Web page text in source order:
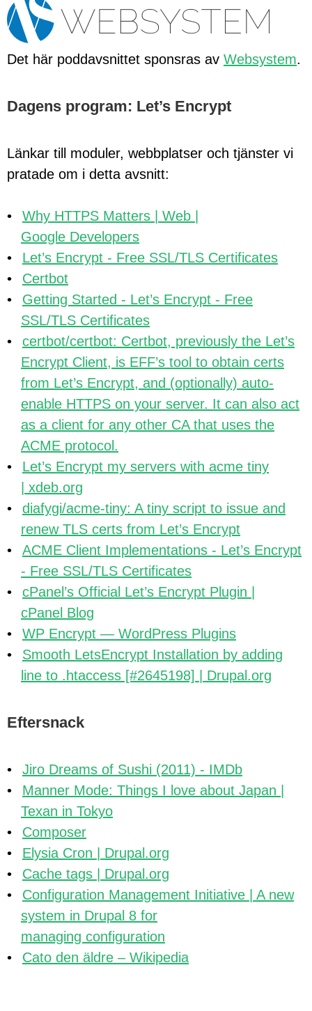
Det här poddavsnittet sponsras av Websystem.
Dagens program: Let’s Encrypt
Länkar till moduler, webbplatser och tjänster vi
pratade om i detta avsnitt:
Why HTTPS Matters | Web |
Google Developers
Let’s Encrypt - Free SSL/TLS Certificates
Certbot
Getting Started - Let’s Encrypt - Free
SSL/TLS Certificates
certbot/certbot: Certbot, previously the Let’s
Encrypt Client, is EFF’s tool to obtain certs
from Let’s Encrypt, and (optionally) auto-
enable HTTPS on your server. It can also act
as a client for any other CA that uses the
ACME protocol.
Let’s Encrypt my servers with acme tiny
| xdeb.org
diafygi/acme-tiny: A tiny script to issue and
renew TLS certs from Let’s Encrypt
ACME Client Implementations - Let’s Encrypt
- Free SSL/TLS Certificates
cPanel’s Official Let’s Encrypt Plugin |
cPanel Blog
WP Encrypt — WordPress Plugins
Smooth LetsEncrypt Installation by adding
line to .htaccess [#2645198] | Drupal.org
Eftersnack
Jiro Dreams of Sushi (2011) - IMDb
Manner Mode: Things I love about Japan |
Texan in Tokyo
Composer
Elysia Cron | Drupal.org
Cache tags | Drupal.org
Configuration Management Initiative | A new
system in Drupal 8 for
managing configuration
Cato den äldre – Wikipedia